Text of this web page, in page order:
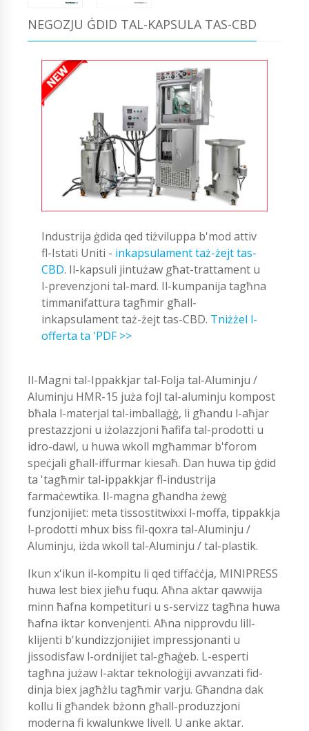
NEGOZJU ĠDID TAL-KAPSULA TAS-CBD
Industrija ġdida qed tiżviluppa b'mod attiv
fl-Istati Uniti - inkapsulament taż-żejt tas-
CBD. Il-kapsuli jintużaw għat-trattament u
l-prevenzjoni tal-mard. Il-kumpanija tagħna
timmanifattura tagħmir għall-
inkapsulament taż-żejt tas-CBD. Tniżżel l-
offerta ta 'PDF >>
Il-Magni tal-Ippakkjar tal-Folja tal-Aluminju /
Aluminju HMR-15 juża fojl tal-aluminju kompost
bħala l-materjal tal-imballaġġ, li għandu l-aħjar
prestazzjoni u iżolazzjoni ħafifa tal-prodotti u
idro-dawl, u huwa wkoll mgħammar b'forom
speċjali għall-iffurmar kiesaħ. Dan huwa tip ġdid
ta 'tagħmir tal-ippakkjar fl-industrija
farmaċewtika. Il-magna għandha żewġ
funzjonijiet: meta tissostitwixxi l-moffa, tippakkja
l-prodotti mhux biss fil-qoxra tal-Aluminju /
Aluminju, iżda wkoll tal-Aluminju / tal-plastik.
Ikun x'ikun il-kompitu li qed tiffaċċja, MINIPRESS
huwa lest biex jieħu fuqu. Aħna aktar qawwija
minn ħafna kompetituri u s-servizz tagħna huwa
ħafna iktar konvenjenti. Aħna nipprovdu lill-
klijenti b'kundizzjonijiet impressjonanti u
jissodisfaw l-ordnijiet tal-għaġeb. L-esperti
tagħna jużaw l-aktar teknoloġiji avvanzati fid-
dinja biex jagħżlu tagħmir varju. Għandna dak
kollu li għandek bżonn għall-produzzjoni
moderna fi kwalunkwe livell. U anke aktar.